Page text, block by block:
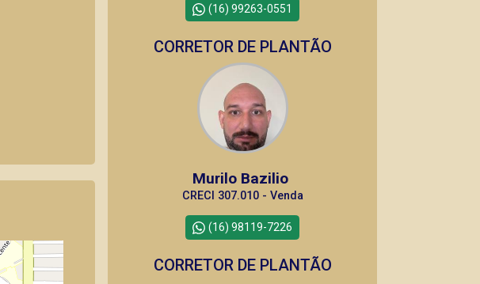
(16) 99263-0551
CORRETOR DE PLANTÃO
Murilo Bazilio
CRECI 307.010 - Venda
(16) 98119-7226
CORRETOR DE PLANTÃO